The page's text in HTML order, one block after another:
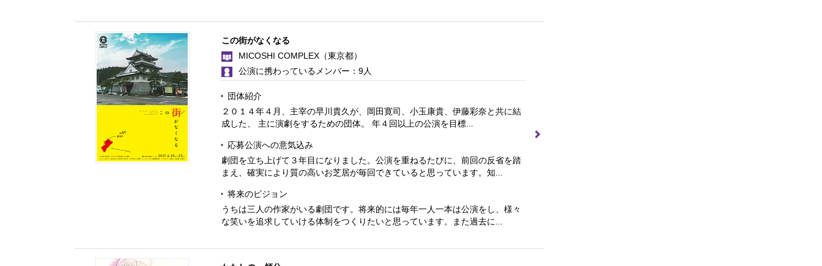
この街がなくなる
MICOSHI COMPLEX （東京都）
公演に携わっているメンバー：9人
団体紹介
２０１４年４月、主宰の早川貴久が、岡田寛司、小玉康貴、伊藤彩奈と共に結
成した、 主に演劇をするための団体。 年４回以上の公演を目標...
応募公演への意気込み
劇団を立ち上げて３年目になりました。公演を重ねるたびに、前回の反省を踏
まえ、確実により質の高いお芝居が毎回できていると思っています。知...
将来のビジョン
うちは三人の作家がいる劇団です。将来的には毎年一人一本は公演をし、様々
な笑いを追求していける体制をつくりたいと思っています。また過去に...